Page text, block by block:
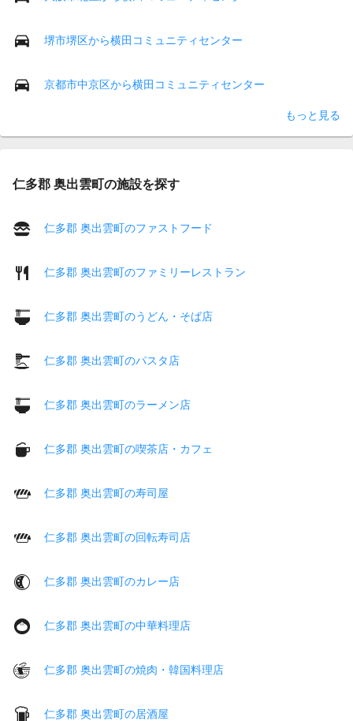
堺市堺区から横田コミュニティセンター
京都市中京区から横田コミュニティセンター
もっと見る
仁多郡 奥出雲町の施設を探す
仁多郡 奥出雲町のファストフード
仁多郡 奥出雲町のファミリーレストラン
仁多郡 奥出雲町のうどん・そば店
仁多郡 奥出雲町のパスタ店
仁多郡 奥出雲町のラーメン店
仁多郡 奥出雲町の喫茶店・カフェ
仁多郡 奥出雲町の寿司屋
仁多郡 奥出雲町の回転寿司店
仁多郡 奥出雲町のカレー店
仁多郡 奥出雲町の中華料理店
仁多郡 奥出雲町の焼肉・韓国料理店
仁多郡 奥出雲町の居酒屋